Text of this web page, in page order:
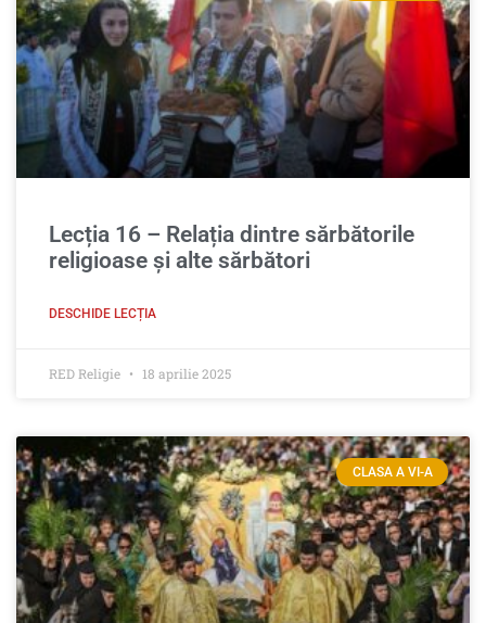
Lecția 16 – Relația dintre sărbătorile
religioase şi alte sărbători
DESCHIDE LECȚIA
RED Religie 18 aprilie 2025
CLASA A VI-A